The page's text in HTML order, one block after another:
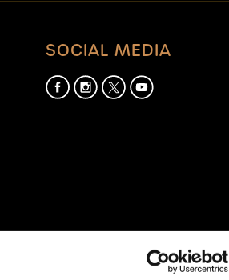
SOCIAL MEDIA